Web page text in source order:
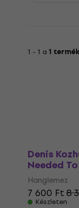
1 - 1 a 1 termék
Denis
Needed
Hanglemez
7 600 Ft8
Készleten